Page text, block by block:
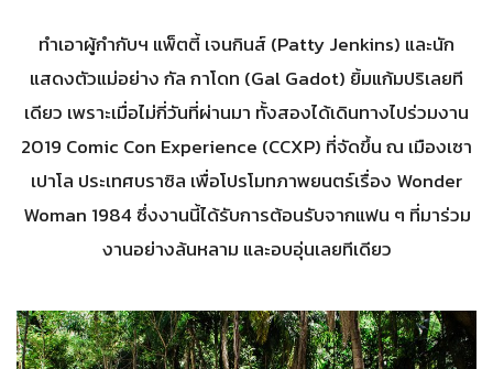
ทำเอาผู้กำกับฯ แพ็ตตี้ เจนกินส์ (Patty Jenkins) และนัก
แสดงตัวแม่อย่าง กัล กาโดท (Gal Gadot) ยิ้มแก้มปริเลยที
เดียว เพราะเมื่อไม่กี่วันที่ผ่านมา ทั้งสองได้เดินทางไปร่วมงาน
2019 Comic Con Experience (CCXP) ที่จัดขึ้น ณ เมืองเซา
เปาโล ประเทศบราซิล เพื่อโปรโมทภาพยนตร์เรื่อง Wonder
Woman 1984 ซึ่งงานนี้ได้รับการต้อนรับจากแฟน ๆ ที่มาร่วม
งานอย่างล้นหลาม และอบอุ่นเลยทีเดียว